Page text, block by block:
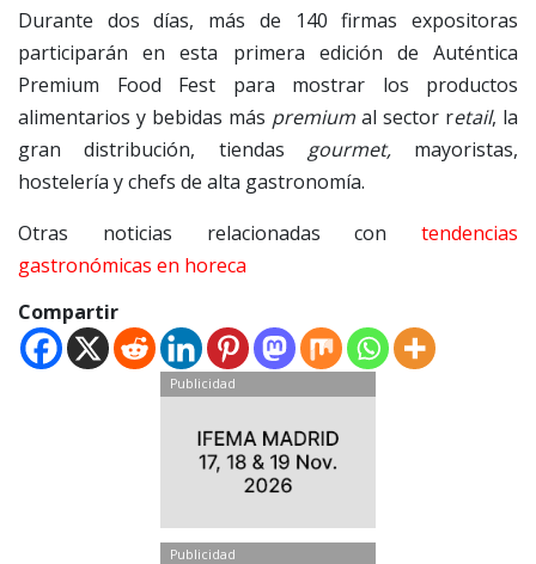
Durante dos días, más de 140 firmas expositoras
participarán en esta primera edición de Auténtica
Premium Food Fest para mostrar los productos
alimentarios y bebidas más premium al sector retail, la
gran distribución, tiendas gourmet,mayoristas,
hostelería y chefs de alta gastronomía.
Otras noticias relacionadas con tendencias
gastronómicas en horeca
Compartir
Publicidad
Publicidad